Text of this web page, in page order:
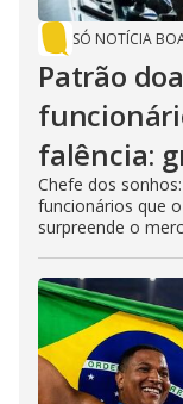
SÓ NOTÍCIA
Patrão
falência:
Chefe dos
funcionários que
surpreende o